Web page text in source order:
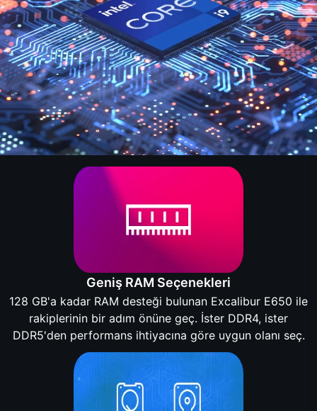
Geniş RAM Seçenekleri
128 GB'a kadar RAM desteği bulunan Excalibur E650 ile
rakiplerinin bir adım önüne geç. İster DDR4, ister
DDR5'den performans ihtiyacına göre uygun olanı seç.